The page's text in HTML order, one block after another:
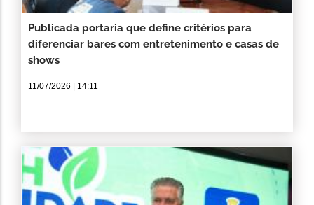
Publicada portaria que define critérios para
diferenciar bares com entretenimento e casas de
shows
11/07/2026 | 14:11